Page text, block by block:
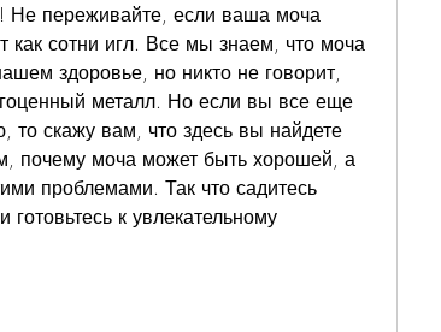
Не переживайте, если ваша моча
как сотни игл. Все мы знаем, что моча
здоровье, но никто не говорит,
металл. Но если вы все еще
то скажу вам, что здесь вы найдете
почему моча может быть хорошей, а
проблемами. Так что садитесь
к увлекательному